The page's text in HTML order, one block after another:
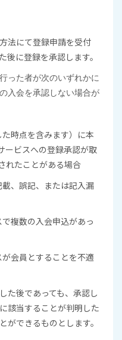
法にて登録申請を受付
後に登録を承認します。
った者が次のいずれかに
入会を承認しない場合が
た時点を含みます）に本
ービスへの登録承認が取
れたことがある場合
載、誤記、または記入漏
で複数の入会申込があっ
が会員とすることを不適
た後であっても、承認し
該当することが判明した
ができるものとします。